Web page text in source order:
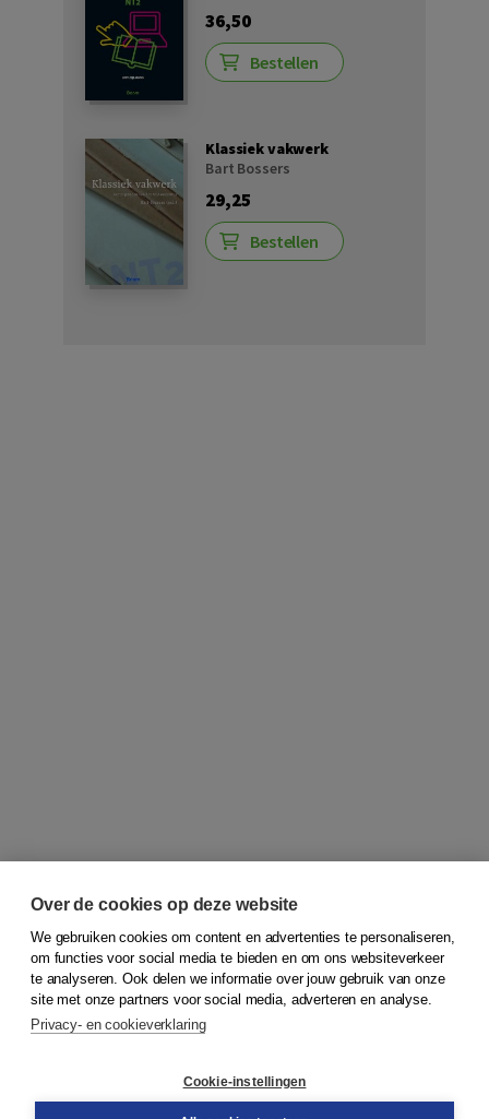
36,50
Bestellen
Klassiek vakwerk
Bart Bossers
29,25
Bestellen
© 2026Koninklijke Boom uitgevers
Bestellen
Over de cookies op deze website
We gebruiken cookies om content en advertenties te personaliseren,
om functies voor social media te bieden en om ons websiteverkeer
te analyseren. Ook delen we informatie over jouw gebruik van onze
site met onze partners voor social media, adverteren en analyse.
Privacy- en cookieverklaring
Cookie-instellingen